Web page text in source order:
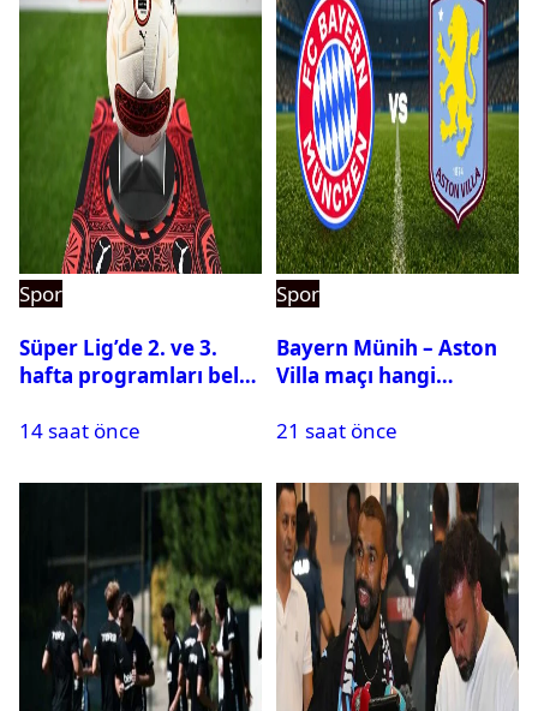
Spor
Süper Lig’de 2. ve 3.
hafta programları belli
14 saat önce
Spor
Bayern Münih – Aston
Villa maçı hangi
saat kaçta oynanacak?
21 saat önce